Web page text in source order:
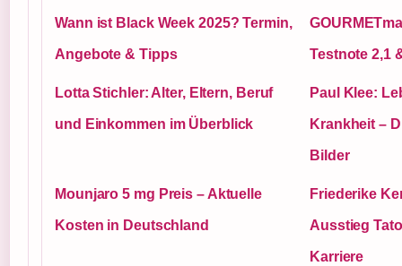
Wann ist Black Week 2025? Termin,
Angebote & Tipps Testnote 2,1
Lotta Stichler: Alter, Eltern, Beruf
und Einkommen im Überblick
Paul Klee:
Krankheit –
Bilder
Mounjaro 5 mg Preis – Aktuelle
Kosten in Deutschland
Friederike
Ausstieg
Karriere